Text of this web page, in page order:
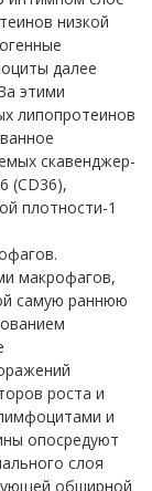
низкой
далее
этими
липопротеинов
скавенджер-
(CD36),
плотности-1
макрофагов,
самую раннюю
роста и
и
опосредуют
слоя
обширной